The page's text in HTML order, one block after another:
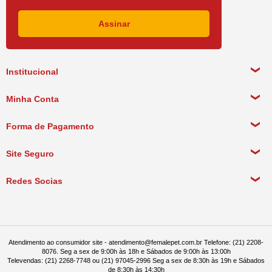
Institucional
Política de Pagamento
Política de Entrega
Minha Conta
Forma de Pagamento
Site Seguro
Redes Socias
Atendimento ao consumidor site - atendimento@femalepet.com.br Telefone: (21) 2208-
8076. Seg a sex de 9:00h às 18h e Sábados de 9:00h às 13:00h
Televendas: (21) 2268-7748 ou (21) 97045-2996 Seg a sex de 8:30h às 19h e Sábados
de 8:30h às 14:30h